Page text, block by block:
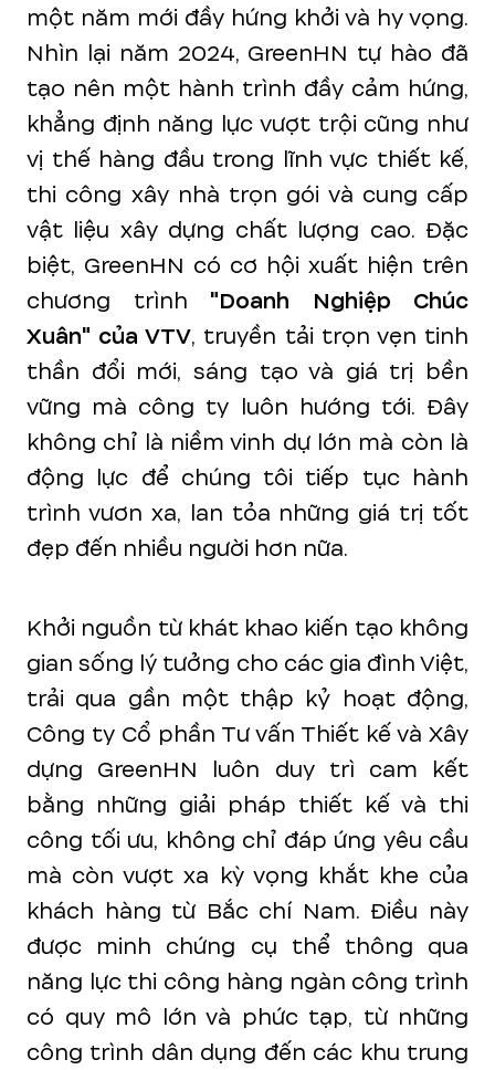
một năm mới đầy hứng khởi và hy vọng.
Nhìn lại năm 2024, GreenHN tự hào đã
tạo nên một hành trình đầy cảm hứng,
khẳng định năng lực vượt trội cũng như
vị thế hàng đầu trong lĩnh vực thiết kế,
thi công xây nhà trọn gói và cung cấp
vật liệu xây dựng chất lượng cao. Đặc
biệt, GreenHN có cơ hội xuất hiện trên
chương trình "Doanh Nghiệp Chúc
Xuân" của VTV, truyền tải trọn vẹn tinh
thần đổi mới, sáng tạo và giá trị bền
vững mà công ty luôn hướng tới. Đây
không chỉ là niềm vinh dự lớn mà còn là
động lực để chúng tôi tiếp tục hành
trình vươn xa, lan tỏa những giá trị tốt
đẹp đến nhiều người hơn nữa.
Khởi nguồn từ khát khao kiến tạo không
gian sống lý tưởng cho các gia đình Việt,
trải qua gần một thập kỷ hoạt động,
Công ty Cổ phần Tư vấn Thiết kế và Xây
dựng GreenHN luôn duy trì cam kết
bằng những giải pháp thiết kế và thi
công tối ưu, không chỉ đáp ứng yêu cầu
mà còn vượt xa kỳ vọng khắt khe của
khách hàng từ Bắc chí Nam. Điều này
được minh chứng cụ thể thông qua
năng lực thi công hàng ngàn công trình
có quy mô lớn và phức tạp, từ những
công trình dân dụng đến các khu trung